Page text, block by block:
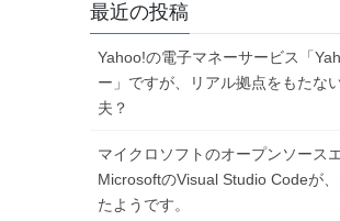
最近の投稿
Yahoo!の電子マネーサービス「
ー」ですが、リアル拠点をもたな
夫？
マイクロソフトのオープンソース
MicrosoftのVisual Studio Codeが
たようです。